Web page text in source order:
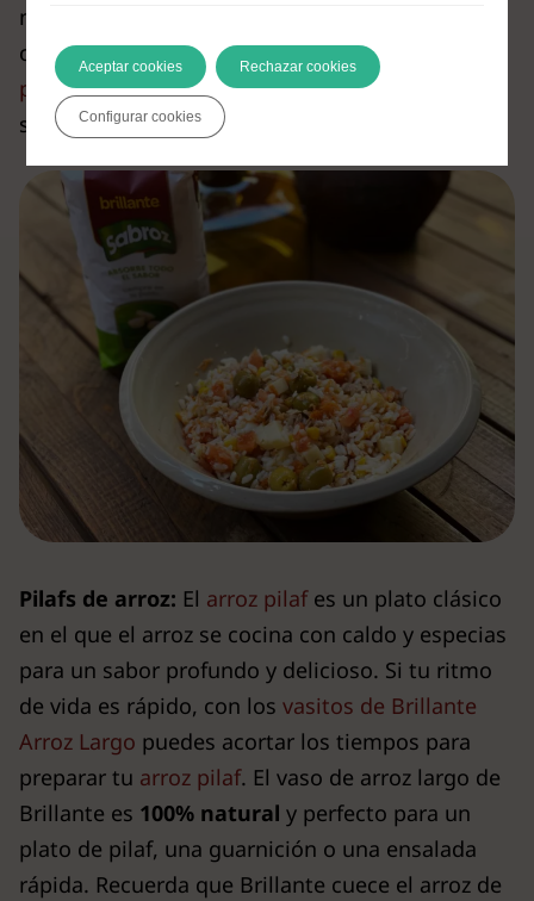
necesitas un poco más de práctica, échale un
ojo a esta guía Brillante y aprende¿cómo
preparar la ensalada de arroz perfecta?
siempre conSabroz!
Pilafs de arroz: El arroz pilafes un plato clásico
en el que el arroz se cocina con caldo y especias
para un sabor profundo y delicioso. Si tu ritmo
de vida es rápido, con los vasitos de Brillante
Arroz Largo puedes acortar los tiempos para
preparar tu arroz pilaf. El vaso de arroz largo de
Brillante es 100% natural y perfecto para un
plato de pilaf, una guarnición o una ensalada
rápida. Recuerda que Brillante cuece el arroz de
Aceptar cookies Rechazar cookies
Configurar cookies